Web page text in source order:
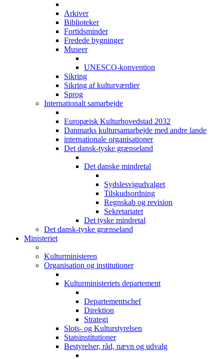
Arkiver
Biblioteker
Fortidsminder
Fredede bygninger
Museer
UNESCO-konvention
Sikring
Sikring af kulturværdier
Sprog
Internationalt samarbejde
Europæisk Kulturhovedstad 2032
Danmarks kultursamarbejde med andre lande
internationale organisationer
Det dansk-tyske grænseland
Det danske mindretal
Sydslesvigudvalget
Tilskudsordning
Regnskab og revision
Sekretariatet
Det tyske mindretal
Det dansk-tyske grænseland
Ministeriet
Kulturministeren
Organisation og institutioner
Kulturministeriets departement
Departementschef
Direktion
Strategi
Slots- og Kulturstyrelsen
Statsinstitutioner
Bestyrelser, råd, nævn og udvalg